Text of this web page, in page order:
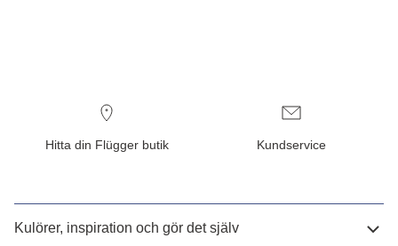
Hitta din Flügger butik Kundservice
Kulörer, inspiration och gör det själv